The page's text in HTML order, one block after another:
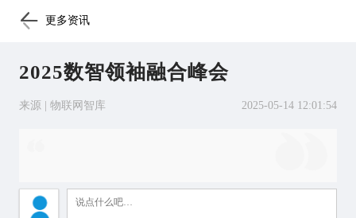
更多资讯
2025数智领袖融合峰会
来源 | 物联网智库 2025-05-14 12:01:54